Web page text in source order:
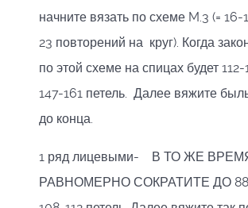
начните вязать по схеме M.3 (=
23 повторений на круг). Когда
по этой схеме на спицах будет
147-161 петель. Далее вяжите
до конца.
1 ряд лицевыми- В ТО ЖЕ
РАВНОМЕРНО СОКРАТИТЕ ДО